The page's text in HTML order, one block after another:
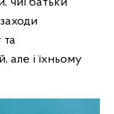
але і їхньому